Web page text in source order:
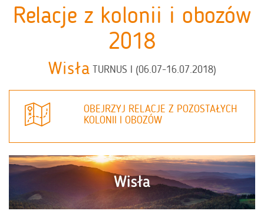
Relacje z kolonii i obozów
2018
Wisła TURNUS I (06.07-16.07.2018)
OBEJRZYJ RELACJE Z POZOSTAŁYCH
KOLONII I OBOZÓW